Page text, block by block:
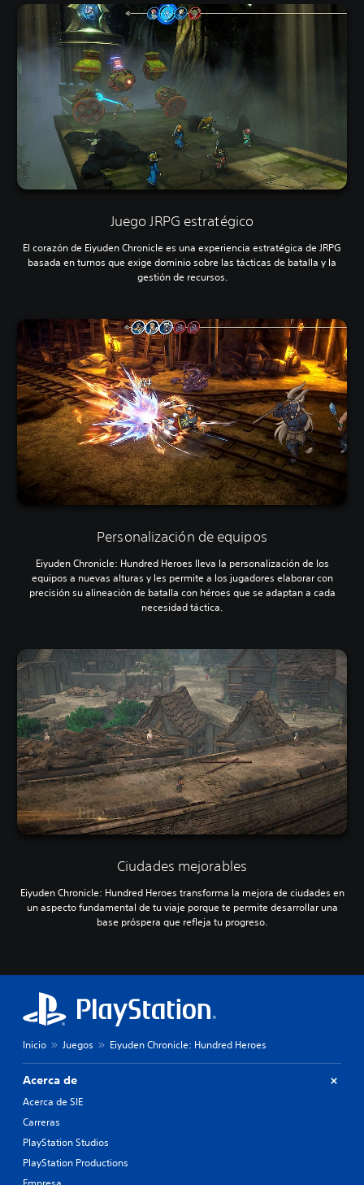
Juego JRPG estratégico
El corazón de Eiyuden Chronicle es una experiencia estratégica de JRPG
basada en turnos que exige dominio sobre las tácticas de batalla y la
gestión de recursos.
Personalización de equipos
Eiyuden Chronicle: Hundred Heroes lleva la personalización de los
equipos a nuevas alturas y les permite a los jugadores elaborar con
precisión su alineación de batalla con héroes que se adaptan a cada
necesidad táctica.
Ciudades mejorables
Eiyuden Chronicle: Hundred Heroes transforma la mejora de ciudades en
un aspecto fundamental de tu viaje porque te permite desarrollar una
base próspera que refleja tu progreso.
Inicio Juegos Eiyuden Chronicle: Hundred Heroes
Acerca de
Acerca de SIE
Carreras
PlayStation Studios
PlayStation Productions